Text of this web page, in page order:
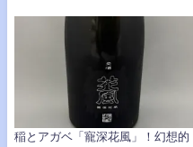
稲とアガベ「寵深花風」！幻想的